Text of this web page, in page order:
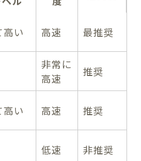
高い 高速 最推奨
非常に
高速
推奨
高い 高速 推奨
低速 非推奨